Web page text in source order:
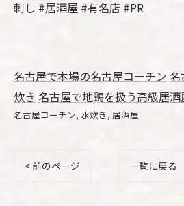
刺し #居酒屋 #有名店 #PR
名古屋で本場の名古屋コーチン
炊き 名古屋で地鶏を扱う高級居酒
名古屋コーチン 水炊き 居酒屋
< 前のページ 一覧に戻る